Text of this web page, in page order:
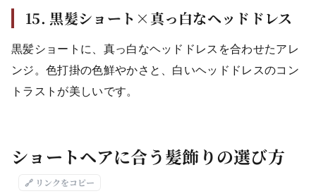
15. 黒髪ショート×真っ白なヘッドドレス
黒髪ショートに、真っ白なヘッドドレスを合わせたアレ
ンジ。色打掛の色鮮やかさと、白いヘッドドレスのコン
トラストが美しいです。
ショートヘアに合う髪飾りの選び方
🔗 リンクをコピー